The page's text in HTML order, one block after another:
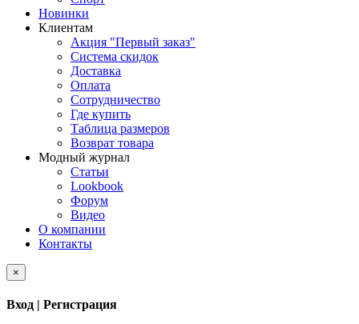
Новинки
Клиентам
Акция "Первый заказ"
Система скидок
Доставка
Оплата
Сотрудничество
Где купить
Таблица размеров
Возврат товара
Модный журнал
Статьи
Lookbook
Форум
Видео
О компании
Контакты
×
Вход | Регистрация